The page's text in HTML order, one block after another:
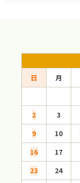
日 月
2
3
9
10
16
17
23
24